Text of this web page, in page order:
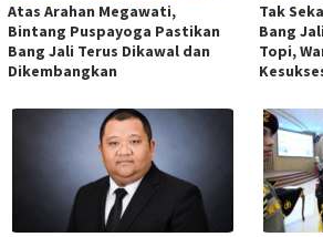
Atas Arahan Megawati,
Bintang Puspayoga Pastikan
Bang Jali Terus Dikawal dan
Dikembangkan
Tak
Bang
Topi,